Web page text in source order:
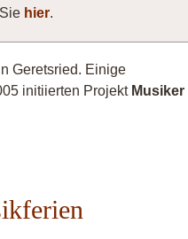
hier.
Geretsried. Einige
initiierten Projekt Musiker